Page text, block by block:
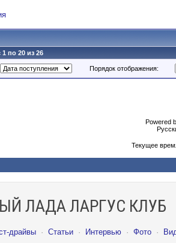
по 20 из 26
Порядок отображения:
Powered
Текущее
ЛАДА ЛАРГУС КЛУБ
драйвы · Статьи · Интервью · Фото ·